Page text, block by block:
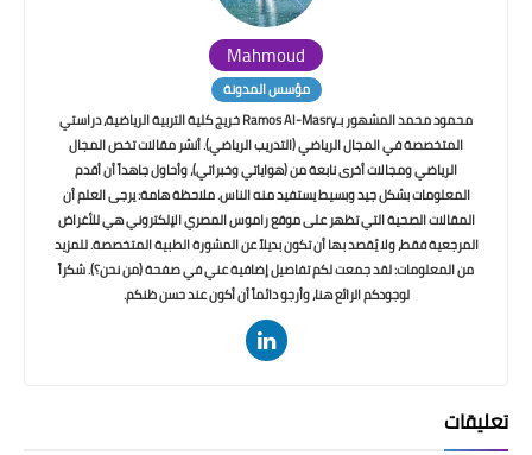
Mahmoud
مؤسس المدونة
محمود محمد المشهور بـRamos Al-Masry خريج كلية التربية الرياضية، دراستي
المتخصصة في المجال الرياضي (التدريب الرياضي). أنشر مقالات تخص المجال
الرياضي ومجالات أخرى نابعة من (هواياتي وخبراتي)، وأحاول جاهداً أن أقدم
المعلومات بشكل جيد وبسيط يستفيد منه الناس. ملاحظة هامة: يرجى العلم أن
المقالات الصحية التي تظهر على موقع راموس المصري الإلكتروني هي للأغراض
المرجعية فقط، ولا يُقصد بها أن تكون بديلاً عن المشورة الطبية المتخصصة. للمزيد
من المعلومات: لقد جمعت لكم تفاصيل إضافية عني في صفحة (من نحن؟). شكراً
لوجودكم الرائع هنا، وأرجو دائماً أن أكون عند حسن ظنكم.
تعليقات